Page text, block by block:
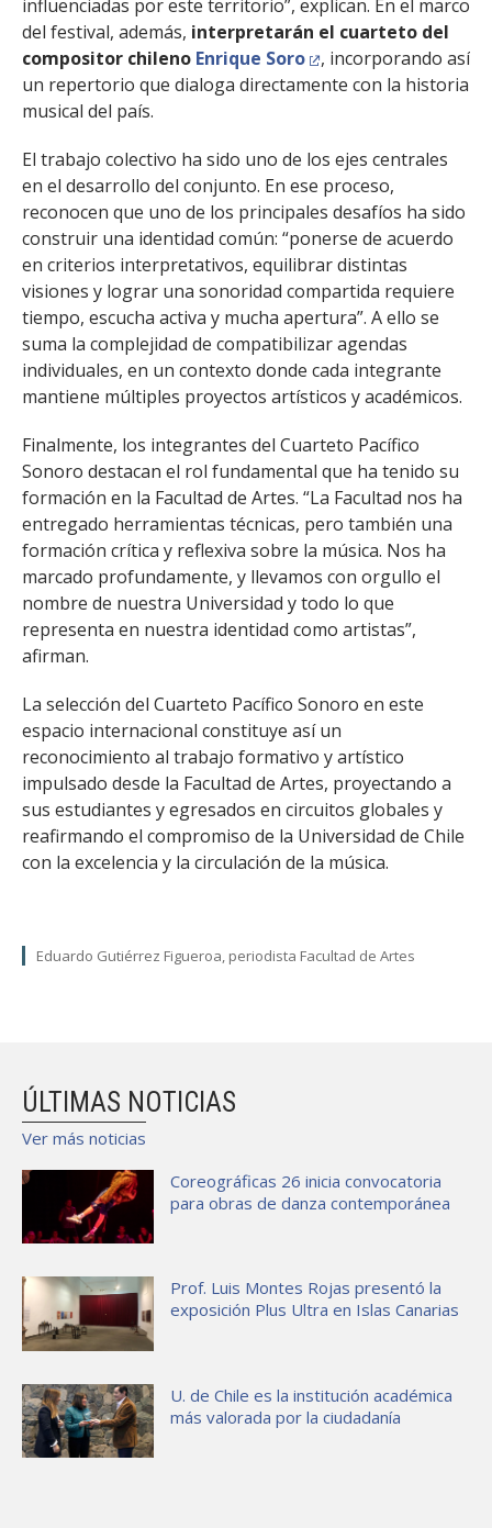
influenciadas por este territorio”, explican. En el marco
del festival, además, interpretarán el cuarteto del
compositor chileno Enrique Soro
, incorporando así
un repertorio que dialoga directamente con la historia
musical del país.
El trabajo colectivo ha sido uno de los ejes centrales
en el desarrollo del conjunto. En ese proceso,
reconocen que uno de los principales desafíos ha sido
construir una identidad común: “ponerse de acuerdo
en criterios interpretativos, equilibrar distintas
visiones y lograr una sonoridad compartida requiere
tiempo, escucha activa y mucha apertura”. A ello se
suma la complejidad de compatibilizar agendas
individuales, en un contexto donde cada integrante
mantiene múltiples proyectos artísticos y académicos.
Finalmente, los integrantes del Cuarteto Pacífico
Sonoro destacan el rol fundamental que ha tenido su
formación en la Facultad de Artes. “La Facultad nos ha
entregado herramientas técnicas, pero también una
formación crítica y reflexiva sobre la música. Nos ha
marcado profundamente, y llevamos con orgullo el
nombre de nuestra Universidad y todo lo que
representa en nuestra identidad como artistas”,
afirman.
La selección del Cuarteto Pacífico Sonoro en este
espacio internacional constituye así un
reconocimiento al trabajo formativo y artístico
impulsado desde la Facultad de Artes, proyectando a
sus estudiantes y egresados en circuitos globales y
reafirmando el compromiso de la Universidad de Chile
con la excelencia y la circulación de la música.
Eduardo Gutiérrez Figueroa, periodista Facultad de Artes
ÚLTIMAS NOTICIAS
Ver más noticias
Coreográficas 26 inicia convocatoria
para obras de danza contemporánea
Prof. Luis Montes Rojas presentó la
exposición Plus Ultra en Islas Canarias
U. de Chile es la institución académica
más valorada por la ciudadanía